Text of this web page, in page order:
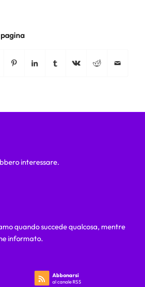
interessare.
quando succede qualcosa, mentre
informato.
Abbonarsi
al canale RSS